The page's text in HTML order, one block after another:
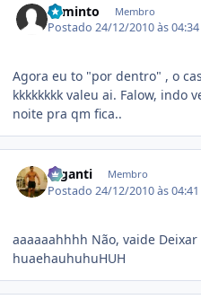
Faminto Membro
Postado24/12/2010 às 04:34
Agora eu to "por dentro" , o
kkkkkkkk valeu ai. Falow, indo
noite pra qm fica..
Giganti Membro
Postado24/12/2010 às 04:41
aaaaaahhhh Não, vaide
huaehauhuhuHUH